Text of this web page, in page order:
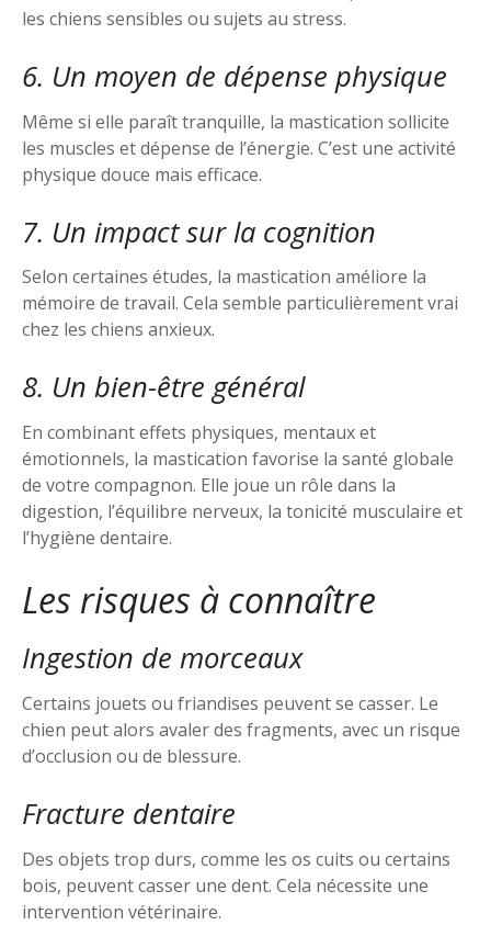
les chiens sensibles ou sujets au stress.
6. Un moyen de dépense physique
Même si elle paraît tranquille, la mastication sollicite
les muscles et dépense de l’énergie. C’est une activité
physique douce mais efficace.
7. Un impact sur la cognition
Selon certaines études, la mastication améliore la
mémoire de travail. Cela semble particulièrement vrai
chez les chiens anxieux.
8. Un bien-être général
En combinant effets physiques, mentaux et
émotionnels, la mastication favorise la santé globale
de votre compagnon. Elle joue un rôle dans la
digestion, l’équilibre nerveux, la tonicité musculaire et
l’hygiène dentaire.
Les risques à connaître
Ingestion de morceaux
Certains jouets ou friandises peuvent se casser. Le
chien peut alors avaler des fragments, avec un risque
d’occlusion ou de blessure.
Fracture dentaire
Des objets trop durs, comme les os cuits ou certains
bois, peuvent casser une dent. Cela nécessite une
intervention vétérinaire.